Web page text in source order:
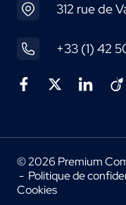
312 rue de
+33 (1) 42
© 2026 Premium
- Politique de
Cookies